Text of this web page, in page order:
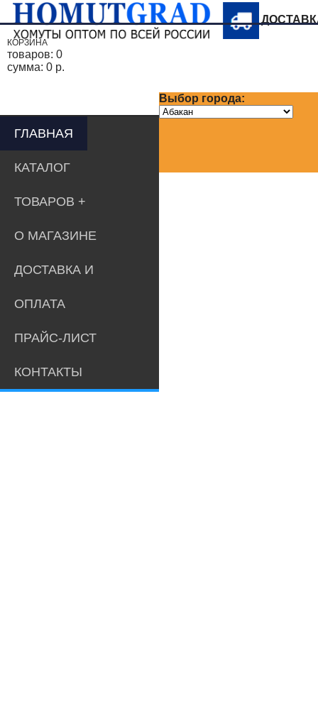
Выбор города:
КОРЗИНА
товаров: 0
сумма: 0 р.
ГЛАВНАЯ
КАТАЛОГ
ТОВАРОВ
О МАГАЗИНЕ
ДОСТАВКА И
ОПЛАТА
ПРАЙС-ЛИСТ
КОНТАКТЫ